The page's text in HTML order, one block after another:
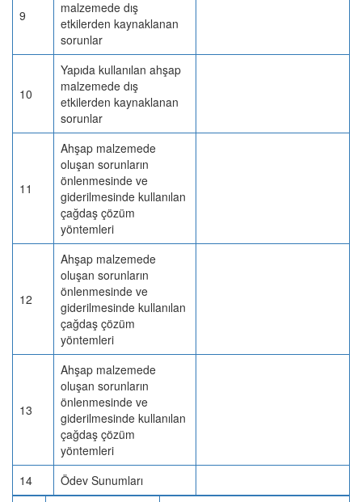
9
malzemede dış
etkilerden kaynaklanan
sorunlar
10
Yapıda kullanılan ahşap
malzemede dış
etkilerden kaynaklanan
sorunlar
11
Ahşap malzemede
oluşan sorunların
önlenmesinde ve
giderilmesinde kullanılan
çağdaş çözüm
yöntemleri
12
Ahşap malzemede
oluşan sorunların
önlenmesinde ve
giderilmesinde kullanılan
çağdaş çözüm
yöntemleri
13
Ahşap malzemede
oluşan sorunların
önlenmesinde ve
giderilmesinde kullanılan
çağdaş çözüm
yöntemleri
14
Ödev Sunumları